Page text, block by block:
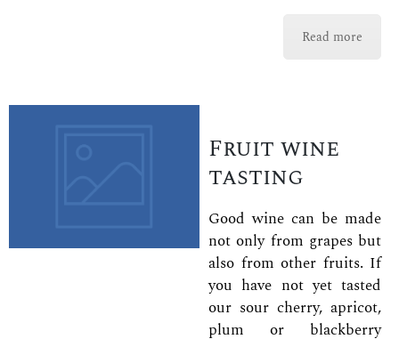
Read more
Fruit wine
tasting
Good wine can be made
not only from grapes but
also from other fruits. If
you have not yet tasted
our sour cherry, apricot,
plum or blackberry